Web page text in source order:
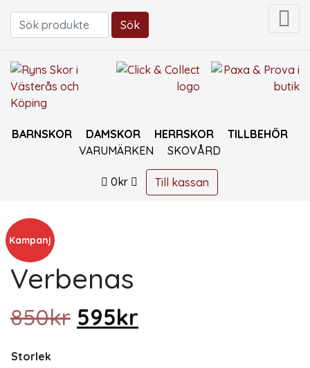
Sök efter:
Sök
BARNSKOR DAMSKOR HERRSKOR
TILLBEHÖR
VARUMÄRKEN
SKOVÅRD
0kr Till kassan
Kampanj
Verbenas
850kr Det ursprungliga
595kr
Storlek